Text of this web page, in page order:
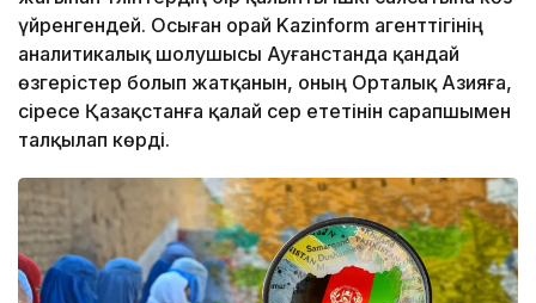
үйренгендей. Осыған орай Kazinform агенттігінің
аналитикалық шолушысы Ауғанстанда қандай
өзгерістер болып жатқанын, оның Орталық Азияға,
әсіресе Қазақстанға қалай әсер ететінін сарапшымен
талқылап көрді.